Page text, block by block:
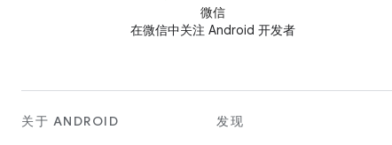
微信
在微信中关注 Android 开发者
关于 ANDROID
发现